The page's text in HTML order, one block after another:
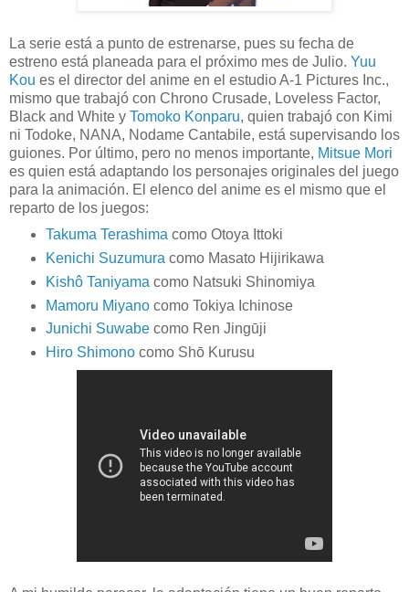
La serie está a punto de estrenarse, pues su fecha de
estreno está planeada para el próximo mes de Julio. Yuu
Kou es el director del anime en el estudio A-1 Pictures Inc.,
mismo que trabajó con Chrono Crusade, Loveless Factor,
Black and White y Tomoko Konparu, quien trabajó con Kimi
ni Todoke, NANA, Nodame Cantabile, está supervisando los
guiones. Por último, pero no menos importante, Mitsue Mori
es quien está adaptando los personajes originales del juego
para la animación. El elenco del anime es el mismo que el
reparto de los juegos:
Takuma Terashima como Otoya Ittoki
Kenichi Suzumura como Masato Hijirikawa
Kishô Taniyama como Natsuki Shinomiya
Mamoru Miyanocomo Tokiya Ichinose
Junichi Suwabecomo Ren Jingūji
Hiro Shimonocomo Shō Kurusu